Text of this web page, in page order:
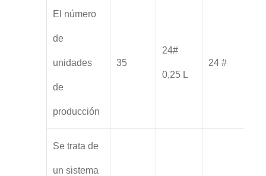
El número
de
unidades
de
producción
35
24#
0,25 L
24 #
Se trata de
un sistema